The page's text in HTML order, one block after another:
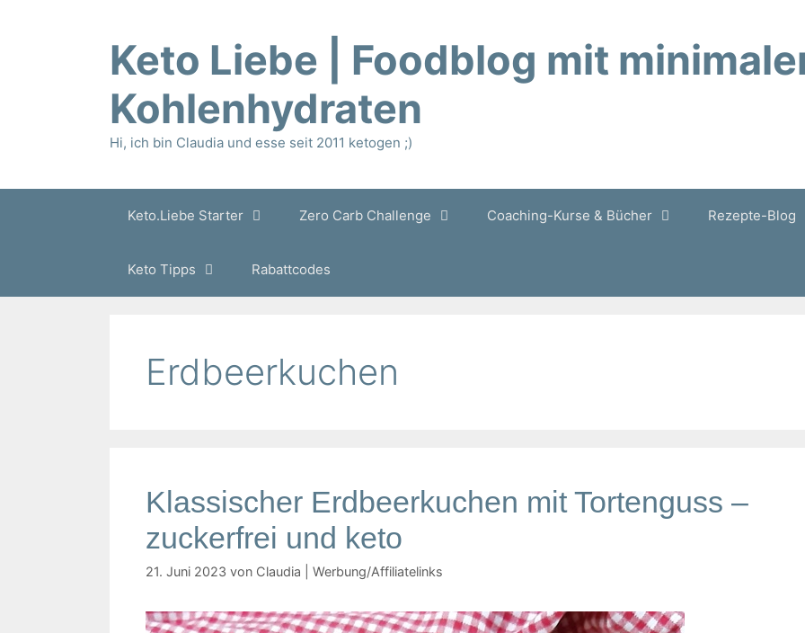
Keto Liebe | Foodblog mit
Kohlenhydraten
Hi, ich bin Claudia und esse seit 2011 ketogen ;)
Keto.Liebe Starter Zero Carb Challenge Coaching-Kurse & Bücher Rezepte-Blog
Keto Tipps Rabattcodes
Erdbeerkuchen
Klassischer Erdbeerkuchen mit Tortenguss –
zuckerfrei und keto
21. Juni 2023 von Claudia | Werbung/Affiliatelinks